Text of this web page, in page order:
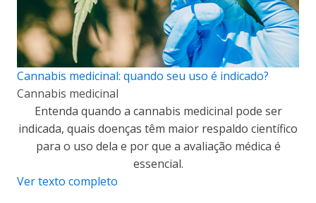
Cannabis medicinal: quando seu uso é indicado?
Cannabis medicinal
Entenda quando a cannabis medicinal pode ser
indicada, quais doenças têm maior respaldo científico
para o uso dela e por que a avaliação médica é
essencial.
Ver texto completo